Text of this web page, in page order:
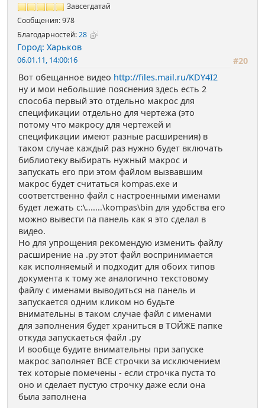
Завсегдатай
Сообщения: 978
Благодарностей:28
Город: Харьков
#20
06.01.11, 14:00:16
Вот обещанное видео http://files.mail.ru/KDY4I2
ну и мои небольшие пояснения здесь есть 2
способа первый это отдельно макрос для
спецификации отдельно для чертежа (это
потому что макросу для чертежей и
спецификации имеют разные расширения) в
таком случае каждый раз нужно будет включать
библиотеку выбирать нужный макрос и
запускать его при этом файлом вызвавшим
макрос будет считаться kompas.exe и
соответственно файл с настроенными именами
будет лежать c:\.......\kompas\bin для удобства его
можно вывести па панель как я это сделал в
видео.
Но для упрощения рекомендую изменить файлу
расширение на .py этот файл воспринимается
как исполняемый и подходит для обоих типов
документа к тому же аналогично текстовому
файлу с именами выводиться на панель и
запускается одним кликом но будьте
внимательны в таком случае файл с именами
для заполнения будет храниться в ТОЙЖЕ папке
откуда запускаеться файл .py
И вообще будите внимательны при запуске
макрос заполняет ВСЕ строчки за исключением
тех которые помечены - если строчка пуста то
оно и сделает пустую строчку даже если она
была заполнена